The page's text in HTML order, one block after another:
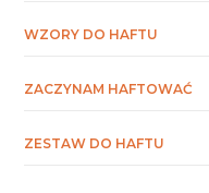
WZORY DO HAFTU
ZACZYNAM HAFTOWAĆ
ZESTAW DO HAFTU